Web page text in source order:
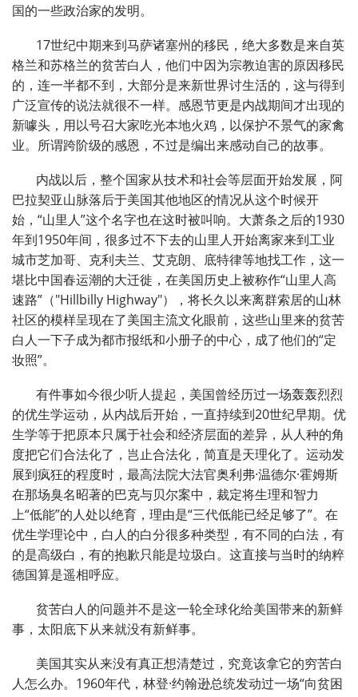
国的一些政治家的发明。
17世纪中期来到马萨诸塞州的移民，绝大多数是来自英
格兰和苏格兰的贫苦白人，他们中因为宗教迫害的原因移民
的，连一半都不到，大部分是来新世界讨生活的，这与得到
广泛宣传的说法就很不一样。感恩节更是内战期间才出现的
新噱头，用以号召大家吃光本地火鸡，以保护不景气的家禽
业。所谓跨阶级的感恩，不过是编出来感动自己的故事。
内战以后，整个国家从技术和社会等层面开始发展，阿
巴拉契亚山脉落后于美国其他地区的情况从这个时候开
始，“山里人”这个名字也在这时被叫响。大萧条之后的1930
年到1950年间，很多过不下去的山里人开始离家来到工业
城市芝加哥、克利夫兰、艾克朗、底特律等地找工作，这一
堪比中国春运潮的大迁徙，在美国历史上被称作“山里人高
速路”（"Hillbilly Highway"），将长久以来离群索居的山林
社区的模样呈现在了美国主流文化眼前，这些山里来的贫苦
白人一下子成为都市报纸和小册子的中心，成了他们的“定
妆照”。
有件事如今很少听人提起，美国曾经历过一场轰轰烈烈
的优生学运动，从内战后开始，一直持续到20世纪早期。优
生学等于把原本只属于社会和经济层面的差异，从人种的角
度把它们合法化了，岂止合法化，简直是天理化了。运动发
展到疯狂的程度时，最高法院大法官奥利弗·温德尔·霍姆斯
在那场臭名昭著的巴克与贝尔案中，裁定将生理和智力
上“低能”的人处以绝育，理由是“三代低能已经足够了”。在
优生学理论中，白人的白分很多种类型，有不同的白法，有
的是高级白，有的抱歉只能是垃圾白。这直接与当时的纳粹
德国算是遥相呼应。
贫苦白人的问题并不是这一轮全球化给美国带来的新鲜
事，太阳底下从来就没有新鲜事。
美国其实从来没有真正想清楚过，究竟该拿它的穷苦白
人怎么办。1960年代，林登·约翰逊总统发动过一场“向贫困